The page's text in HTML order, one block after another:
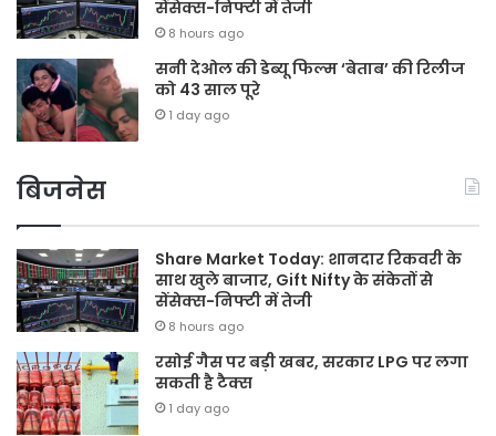
सेंसेक्स-निफ्टी में तेजी
8 hours ago
सनी देओल की डेब्यू फिल्म ‘बेताब’ की रिलीज
को 43 साल पूरे
1 day ago
बिजनेस
Share Market Today: शानदार रिकवरी के
साथ खुले बाजार, Gift Nifty के संकेतों से
सेंसेक्स-निफ्टी में तेजी
8 hours ago
रसोई गैस पर बड़ी खबर, सरकार LPG पर लगा
सकती है टैक्स
1 day ago